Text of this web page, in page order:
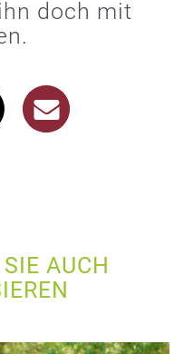
doch mit
AUCH